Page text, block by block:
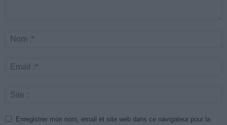
Enregistrer mon nom, email et site web dans ce navigateur pour la